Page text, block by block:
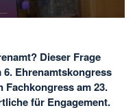
Dieser Frage
6. Ehrenamtskongress
Fachkongress am 23.
für Engagement.